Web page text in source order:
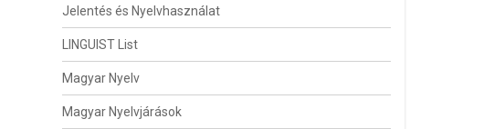
Jelentés és Nyelvhasználat
LINGUIST List
Magyar Nyelv
Magyar Nyelvjárások